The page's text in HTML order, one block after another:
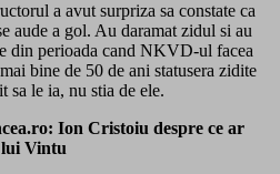
a avut surpriza sa constate ca
aude a gol. Au daramat zidul si au
din perioada cand NKVD-ul facea
bine de 50 de ani statusera zidite
le ia, nu stia de ele.
Ion Cristoiu despre ce ar
lui Vintu